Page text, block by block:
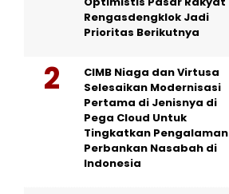
Rengasdengklok Jadi
Prioritas Berikutnya
CIMB Niaga dan Virtusa
Selesaikan Modernisasi
Pertama di Jenisnya di
Pega Cloud Untuk
Tingkatkan Pengalaman
Perbankan Nasabah di
Indonesia